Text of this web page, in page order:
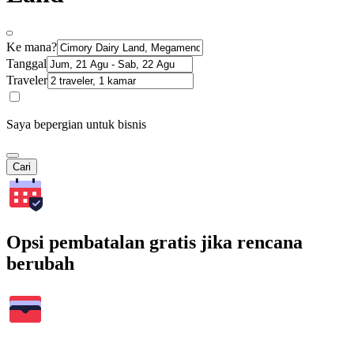
Ke mana?
Tanggal
Traveler
Saya bepergian untuk bisnis
Cari
Opsi pembatalan gratis jika rencana
berubah